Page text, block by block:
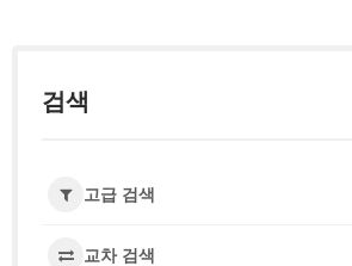
검색
고급 검색
교차 검색